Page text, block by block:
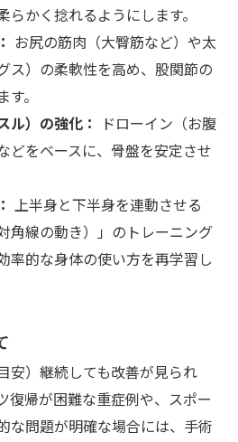
らかく捻れるようにします。
お尻の筋肉（大臀筋など）や太
ス）の柔軟性を高め、股関節の
。
ル）の強化：
ドローイン（お腹
どをベースに、骨盤を安定させ
上半身と下半身を連動させる
角線の動き）」のトレーニング
率的な身体の使い方を再学習し
安）継続しても改善が見られ
復帰が困難な重症例や、スポー
な問題が明確な場合には、手術